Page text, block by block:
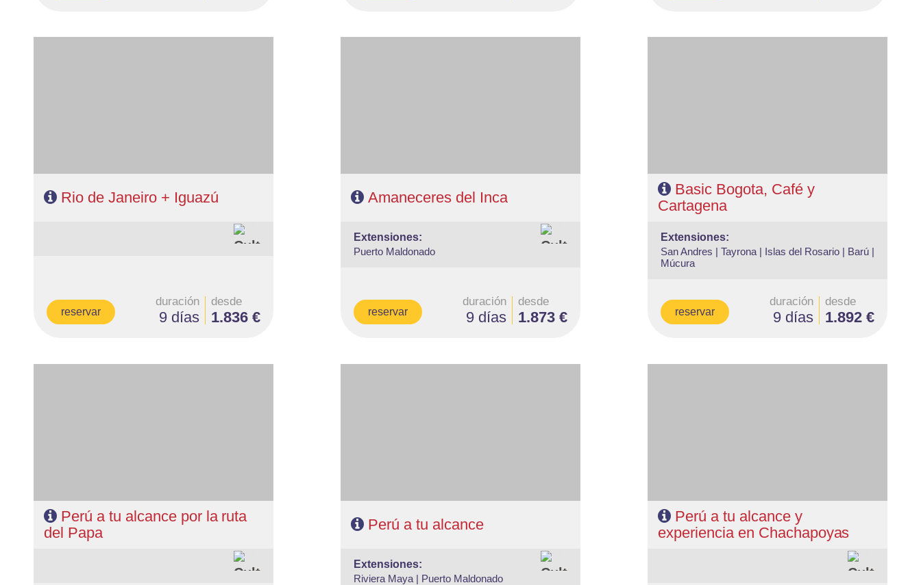
Rio de Janeiro + Iguazú
reservar
duración
9 días
desde
1.836 €
Amaneceres del Inca
extensiones:
Puerto Maldonado
reservar
duración
9 días
desde
1.873 €
Basic Bogota, Café y
Cartagena
extensiones:
San Andres | Tayrona | Islas del Rosario | Barú |
Múcura
reservar
duración
9 días
desde
1.892 €
Perú a tu alcance por la ruta
del Papa
Perú a tu alcance
extensiones:
Riviera Maya | Puerto Maldonado
Perú a tu alcance y
experiencia en Chachapoyas